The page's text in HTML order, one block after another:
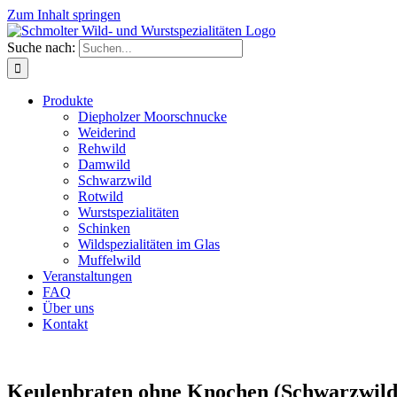
Zum Inhalt springen
Suche nach:
Produkte
Diepholzer Moorschnucke
Weiderind
Rehwild
Damwild
Schwarzwild
Rotwild
Wurstspezialitäten
Schinken
Wildspezialitäten im Glas
Muffelwild
Veranstaltungen
FAQ
Über uns
Kontakt
Keulenbraten ohne Knochen